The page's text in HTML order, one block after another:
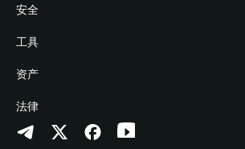
学院
加密资讯
帮助中心
联系我们
品牌资源
稳定币理财
Payfi Crypto
Crypto Swap API
山寨季指数
预测市场
开发者文档
接入钱包
Bitget Wallet Pay
合作上架
安全
风险保障基金
安全防护技术
工具
快捷买币
授权检测
合约检测
资产
Arbitrum
Avalanche
法律
隐私协议